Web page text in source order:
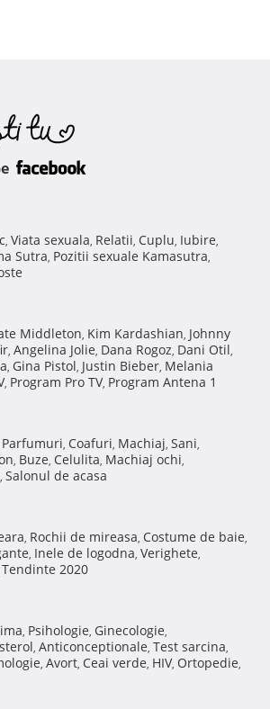
, Viata sexuala, Relatii, Cuplu, Iubire,
Sutra, Pozitii sexuale Kamasutra,
Middleton, Kim Kardashian, Johnny
, Angelina Jolie, Dana Rogoz, Dani Otil,
, Gina Pistol, Justin Bieber, Melania
, Program Pro TV, Program Antena 1
Parfumuri, Coafuri, Machiaj, Sani,
, Buze, Celulita, Machiaj ochi,
, Salonul de acasa
, Rochii de mireasa, Costume de baie,
, Inele de logodna, Verighete,
Tendinte 2020
, Psihologie, Ginecologie,
, Anticonceptionale, Test sarcina,
, Avort, Ceai verde, HIV, Ortopedie,